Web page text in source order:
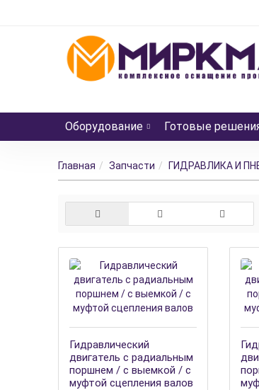
Оборудование Готовые
Главная Запчасти ГИДРАВЛИКА И
Гидравлический
двигатель с радиальным
поршнем / с выемкой / с
муфтой сцепления валов